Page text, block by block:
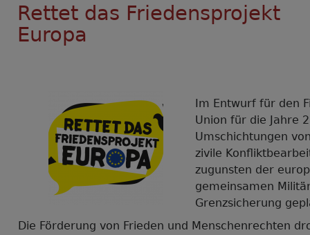
Rettet das Friedensprojekt
Europa
Im Entwurf für den
Union für die Jahre
Umschichtungen
zivile
zugunsten der
gemeinsamen
Grenzsicherung
Die Förderung von Frieden und Menschenrechten